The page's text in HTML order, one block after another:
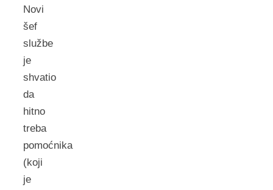
Novi
šef
službe
je
shvatio
da
hitno
treba
pomoćnika
(koji
je